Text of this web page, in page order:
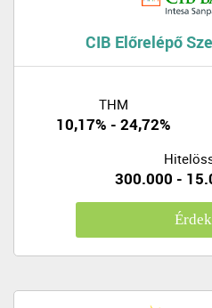
CIB Előrelépő
THM
10,17% - 24,72%
300.000 -